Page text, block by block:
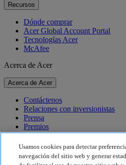
Recursos
Dónde comprar
Acer Global Account Portal
Tecnologías Acer
McAfee
Acerca de Acer
Acerca de Acer
Contáctenos
Relaciones con inversionistas
Prensa
Premios
Eventos
Sostenibilidad
Usamos cookies para detectar
navegación del sitio web y generar